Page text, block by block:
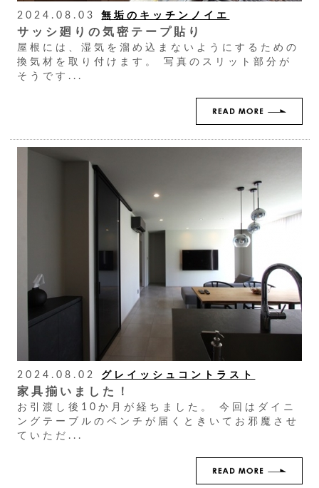
2024.08.03 無垢のキッチンノイエ
サッシ廻りの気密テープ貼り
屋根には、湿気を溜め込まないようにするための
換気材を取り付けます。 写真のスリット部分が
そうです...
2024.08.02 グレイッシュコントラスト
家具揃いました！
お引渡し後10か月が経ちました。 今回はダイニ
ングテーブルのベンチが届くときいてお邪魔させ
ていただ...